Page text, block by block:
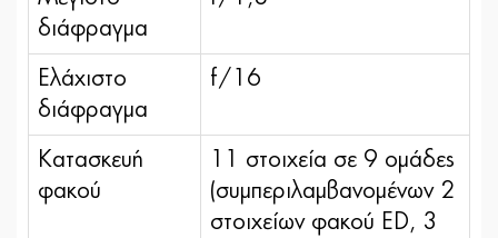
διάφραγμα
Ελάχιστο
διάφραγμα
f/16
Κατασκευή
φακού
11 στοιχεία σε 9 ομάδες
(συμπεριλαμβανομένων 2
στοιχείων φακού ED, 3